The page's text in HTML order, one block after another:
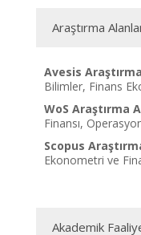
Araştırma
Avesis
Bilimler, Finans
WoS Araştırma
Finansı,
Scopus
Ekonometri ve
Akademik